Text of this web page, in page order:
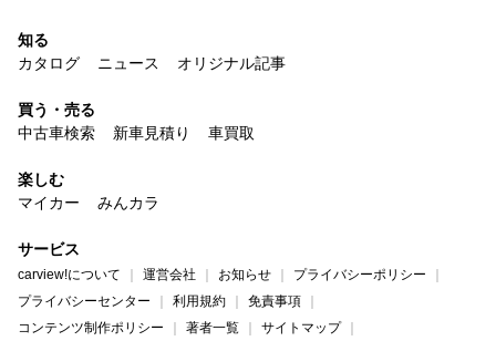
知る
カタログ
ニュース オリジナル記事
買う・売る
中古車検索
新車見積り 車買取
楽しむ
マイカー
みんカラ
サービス
carview!について 運営会社 お知らせ
プライバシーポリシー
プライバシーセンター
利用規約
免責事項
コンテンツ制作ポリシー
著者一覧 サイトマップ